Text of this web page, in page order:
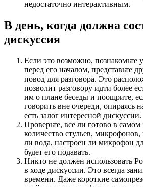
недостаточно интерактивным.
В день, когда должна
дискуссия
Если это возможно, познакомьте
перед его началом, представьте
повод для разговора. Это
позволит разговору идти более
им о плане беседы и поощрите,
говорить вне очереди, опираясь
есть залог интересной дискуссии.
Проверьте, все ли готово в самом
количество стульев, микрофонов,
ли вода, настроен ли микрофон
будет его подавать.
Никто не должен использовать
в ходе дискуссии. Это всегда
времени. Даже короткие